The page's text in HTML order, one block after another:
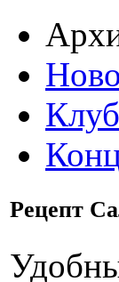
Рецепт